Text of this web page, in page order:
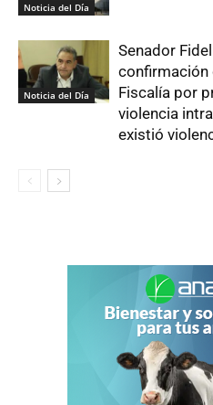
Noticia del Día
Noticia del Día
Senador
confirmación
Fiscalía por
violencia
existió